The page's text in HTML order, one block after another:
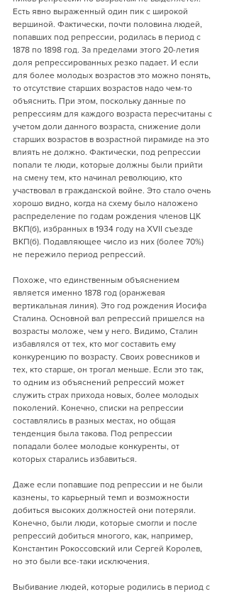
Есть явно выраженный один пик с широкой
вершиной. Фактически, почти половина людей,
попавших под репрессии, родилась в период с
1878 по 1898 год. За пределами этого 20-летия
доля репрессированных резко падает. И если
для более молодых возрастов это можно понять,
то отсутствие старших возрастов надо чем-то
объяснить. При этом, поскольку данные по
репрессиям для каждого возраста пересчитаны с
учетом доли данного возраста, снижение доли
старших возрастов в возрастной пирамиде на это
влиять не должно. Фактически, под репрессии
попали те люди, которые должны были прийти
на смену тем, кто начинал революцию, кто
участвовал в гражданской войне. Это стало очень
хорошо видно, когда на схему было наложено
распределение по годам рождения членов ЦК
ВКП(б), избранных в 1934 году на XVII съезде
ВКП(б). Подавляющее число из них (более 70%)
не пережило период репрессий.
Похоже, что единственным объяснением
является именно 1878 год (оранжевая
вертикальная линия). Это год рождения Иосифа
Сталина. Основной вал репрессий пришелся на
возрасты моложе, чем у него. Видимо, Сталин
избавлялся от тех, кто мог составить ему
конкуренцию по возрасту. Своих ровесников и
тех, кто старше, он трогал меньше. Если это так,
то одним из объяснений репрессий может
служить страх прихода новых, более молодых
поколений. Конечно, списки на репрессии
составлялись в разных местах, но общая
тенденция была такова. Под репрессии
попадали более молодые конкуренты, от
которых старались избавиться.
Даже если попавшие под репрессии и не были
казнены, то карьерный темп и возможности
добиться высоких должностей они потеряли.
Конечно, были люди, которые смогли и после
репрессий добиться многого, как, например,
Константин Рокоссовский или Сергей Королев,
но это были все-таки исключения.
Выбивание людей, которые родились в период с